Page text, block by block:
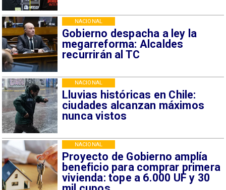
Gobierno despacha a ley la
megarreforma: Alcaldes
recurrirán al TC
NACIONAL
Lluvias históricas en Chile:
ciudades alcanzan máximos
nunca vistos
NACIONAL
Proyecto de Gobierno amplía
beneficio para comprar primera
vivienda: tope a 6.000 UF y 30
NACIONAL